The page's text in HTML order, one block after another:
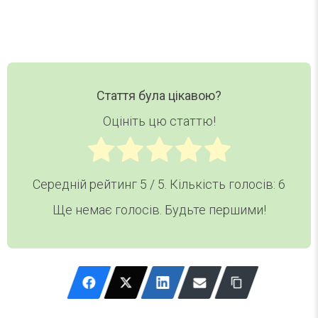
Стаття була цікавою?
Оцініть цю статтю!
Середній рейтинг 5 / 5. Кількість голосів: 6
Ще немає голосів. Будьте першими!